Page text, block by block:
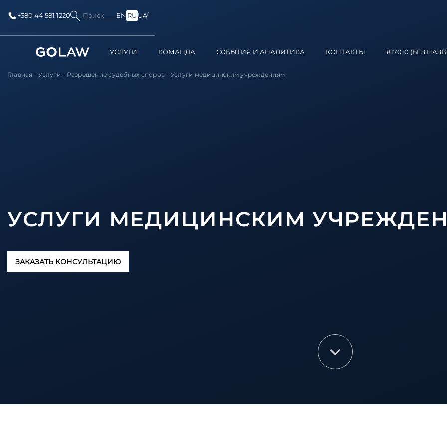
+380 44 581 1220 Поиск EN RU UA
УСЛУГИ КОМАНДА СОБЫТИЯ И АНАЛИТИКА КОНТАКТЫ #17010 (БЕЗ
Главная -Услуги - Разрешение судебных споров - Услуги медицинским учреждениям
УСЛУГИ МЕДИЦИНСКИМ
ЗАКАЗАТЬ КОНСУЛЬТАЦИЮ